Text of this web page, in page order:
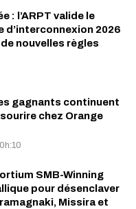
: l’ARPT valide le
d’interconnexion 2026
nouvelles règles
gagnants continuent
chez Orange
SMB-Winning
pour désenclaver
Missira et